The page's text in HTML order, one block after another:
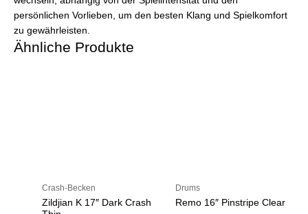
persönlichen Vorlieben, um den besten Klang und Spielkomfort
zu gewährleisten.
Ähnliche Produkte
Crash-Becken
Zildjian K 17″ Dark Crash
Drums
Remo 16″ Pinstripe Clear